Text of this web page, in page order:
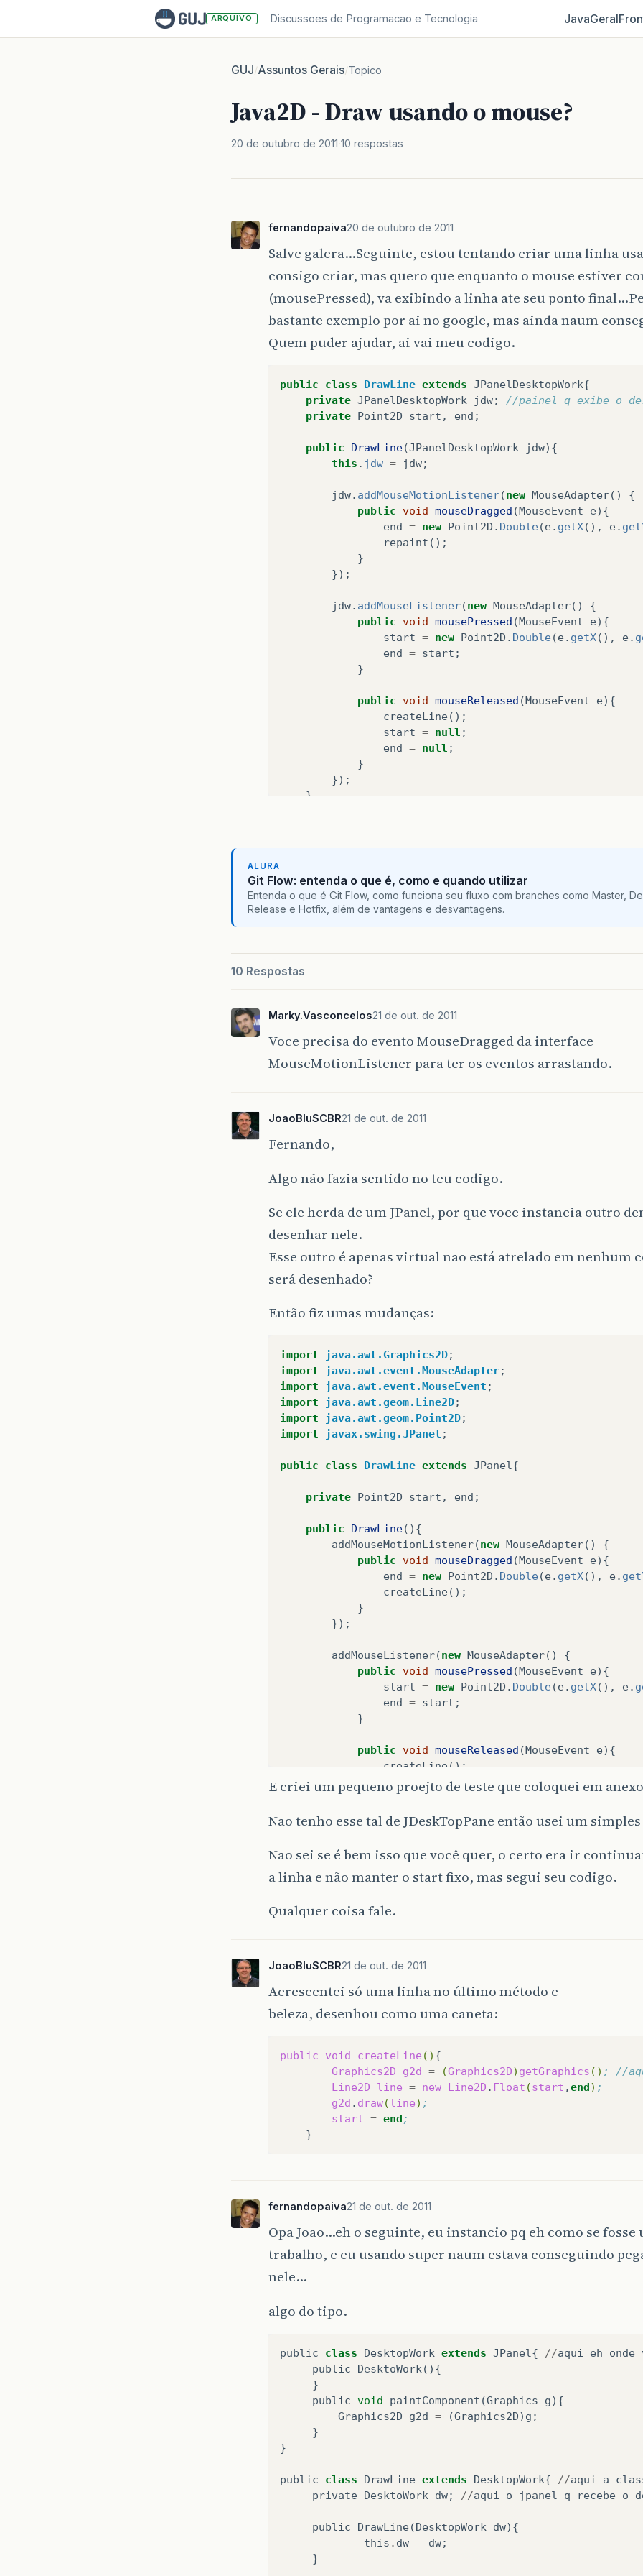
ARQUIVO Discussoes de Programacao e Tecnologia JavaGeral
GUJ/Assuntos Gerais/Topico
Java2D - Draw usando o mouse?
20 de outubro de 2011 10 respostas
fernandopaiva20 de outubro de 2011
Salve galera…Seguinte, estou tentando criar uma linha
consigo criar, mas quero que enquanto o mouse estiver
(mousePressed), va exibindo a linha ate seu ponto
bastante exemplo por ai no google, mas ainda naum
Quem puder ajudar, ai vai meu codigo.
public class DrawLine extends JPanelDesktopWork{
private JPanelDesktopWork jdw;
//painel q exibe o
private Point2D start , end ;
public DrawLine(JPanelDesktopWork jdw){
this . jdw = jdw;
jdw. addMouseMotionListener(new MouseAdapter()
{
public void mouseDragged (MouseEvent e){
end = new Point2D . Double(e. getX(), e.
repaint ();
}
});
jdw. addMouseListener(new MouseAdapter()
{
public void mousePressed (MouseEvent e){
start = new Point2D . Double(e. getX(), e.
end = start ;
}
public void mouseReleased (MouseEvent e){
createLine();
start = null ;
end = null ;
}
});
}
Line2D
line Line2D Float
g2d. draw line
);
repaint();
}
ALURA
Git Flow: entenda o que é, como e quando utilizar
Entenda o que é Git Flow, como funciona seu fluxo com branches como Master,
Release e Hotfix, além de vantagens e desvantagens.
10 Respostas
Marky.Vasconcelos21 de out. de 2011
Voce precisa do evento MouseDragged da interface
MouseMotionListener para ter os eventos arrastando.
JoaoBluSCBR21 de out. de 2011
Fernando,
Algo não fazia sentido no teu codigo.
Se ele herda de um JPanel, por que voce instancia outro
desenhar nele.
Esse outro é apenas virtual nao está atrelado em nenhum
será desenhado?
Então fiz umas mudanças:
import java.awt.Graphics2D;
import
java.awt.event.MouseAdapter;
import
java.awt.event.MouseEvent ;
import
java.awt.geom.Line2D;
import
java.awt.geom.Point2D;
import
javax.swing.JPanel ;
public class DrawLine extends JPanel {
private Point2D start , end ;
public DrawLine(){
addMouseMotionListener(new MouseAdapter()
{
public void mouseDragged (MouseEvent e){
end = new Point2D . Double(e. getX(), e.
createLine();
}
});
addMouseListener(new MouseAdapter()
{
public void mousePressed (MouseEvent e){
start = new Point2D . Double(e. getX(), e.
end = start ;
}
public void mouseReleased (MouseEvent e){
createLine ();
= null
;
end
null
});
Graphics2D
}
E criei um pequeno proejto de teste que coloquei em
Nao tenho esse tal de JDeskTopPane então usei um
Nao sei se é bem isso que você quer, o certo era ir
a linha e não manter o start fixo, mas segui seu codigo.
Qualquer coisa fale.
JoaoBluSCBR21 de out. de 2011
Acrescentei só uma linha no último método e
beleza, desenhou como uma caneta:
public void createLine () {
Graphics2D
g2d = (Graphics2D) getGraphics () ; //
Line2D
line = new Line2D . Float (start ,end) ;
g2d . draw(line) ;
start = end;
fernandopaiva21 de out. de 2011
Opa Joao…eh o seguinte, eu instancio pq eh como se fosse
trabalho, e eu usando super naum estava conseguindo
nele…
algo do tipo.
public class DesktopWork extends JPanel { //aqui eh onde
public
DesktoWork (){
}
public void paintComponent (Graphics g){
Graphics2D
g2d = (Graphics2D) g ;
}
}
public class DrawLine extends DesktopWork{ //aqui a
private DesktoWork dw; //aqui o jpanel q recebe o
public DrawLine(DesktopWork dw){
this . dw = dw;
}